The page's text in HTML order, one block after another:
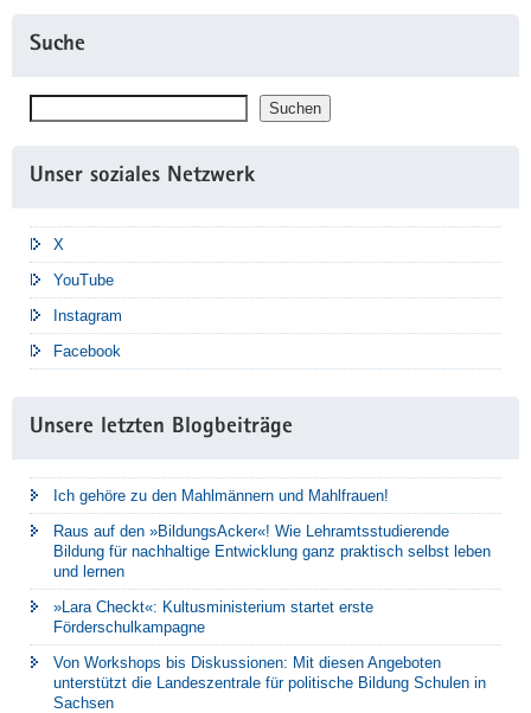
Suche
Suchen Suchen
Unser soziales Netzwerk
X
YouTube
Instagram
Facebook
Unsere letzten Blogbeiträge
Ich gehöre zu den Mahlmännern und Mahlfrauen!
Raus auf den »BildungsAcker«! Wie Lehramtsstudierende
Bildung für nachhaltige Entwicklung ganz praktisch selbst leben
und lernen
»Lara Checkt«: Kultusministerium startet erste
Förderschulkampagne
Von Workshops bis Diskussionen: Mit diesen Angeboten
unterstützt die Landeszentrale für politische Bildung Schulen in
Sachsen